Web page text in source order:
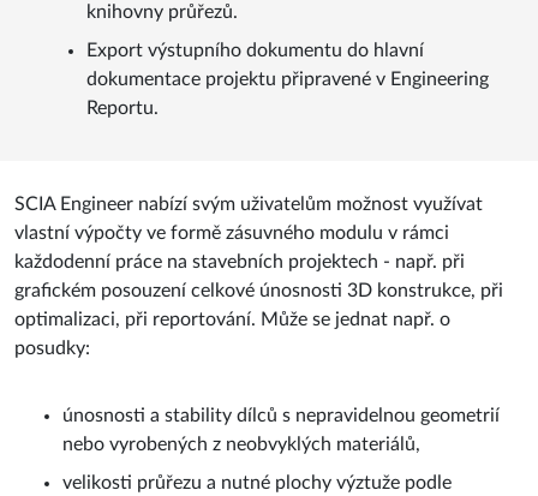
knihovny průřezů.
Export výstupního dokumentu do hlavní
dokumentace projektu připravené v Engineering
Reportu.
SCIA Engineer nabízí svým uživatelům možnost využívat
vlastní výpočty ve formě zásuvného modulu v rámci
každodenní práce na stavebních projektech - např. při
grafickém posouzení celkové únosnosti 3D konstrukce, při
optimalizaci, při reportování. Může se jednat např. o
posudky:
únosnosti a stability dílců s nepravidelnou geometrií
nebo vyrobených z neobvyklých materiálů,
velikosti průřezu a nutné plochy výztuže podle